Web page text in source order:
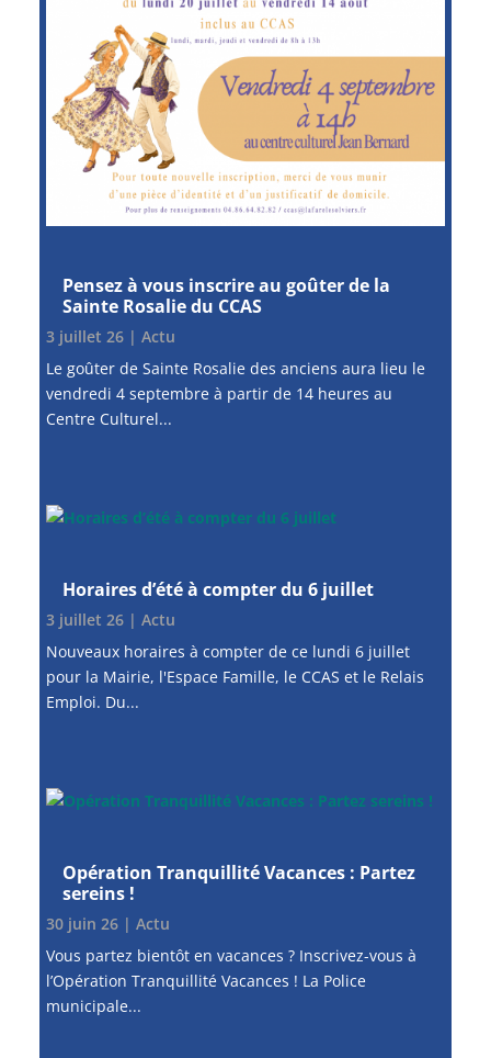
Pensez à vous inscrire au goûter de la
Sainte Rosalie du CCAS
3 juillet 26| Actu
Le goûter de Sainte Rosalie des anciens aura lieu le
vendredi 4 septembre à partir de 14 heures au
Centre Culturel...
Horaires d’été à compter du 6 juillet
3 juillet 26| Actu
Nouveaux horaires à compter de ce lundi 6 juillet
pour la Mairie, l'Espace Famille, le CCAS et le Relais
Emploi. Du...
Opération Tranquillité Vacances : Partez
sereins !
30 juin 26| Actu
Vous partez bientôt en vacances ? Inscrivez-vous à
l’Opération Tranquillité Vacances ! La Police
municipale...